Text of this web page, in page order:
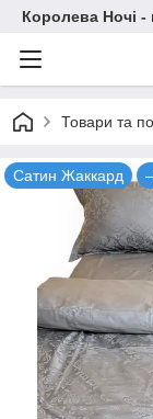
Королева Ночі -
Товари та
Сатин Жаккард